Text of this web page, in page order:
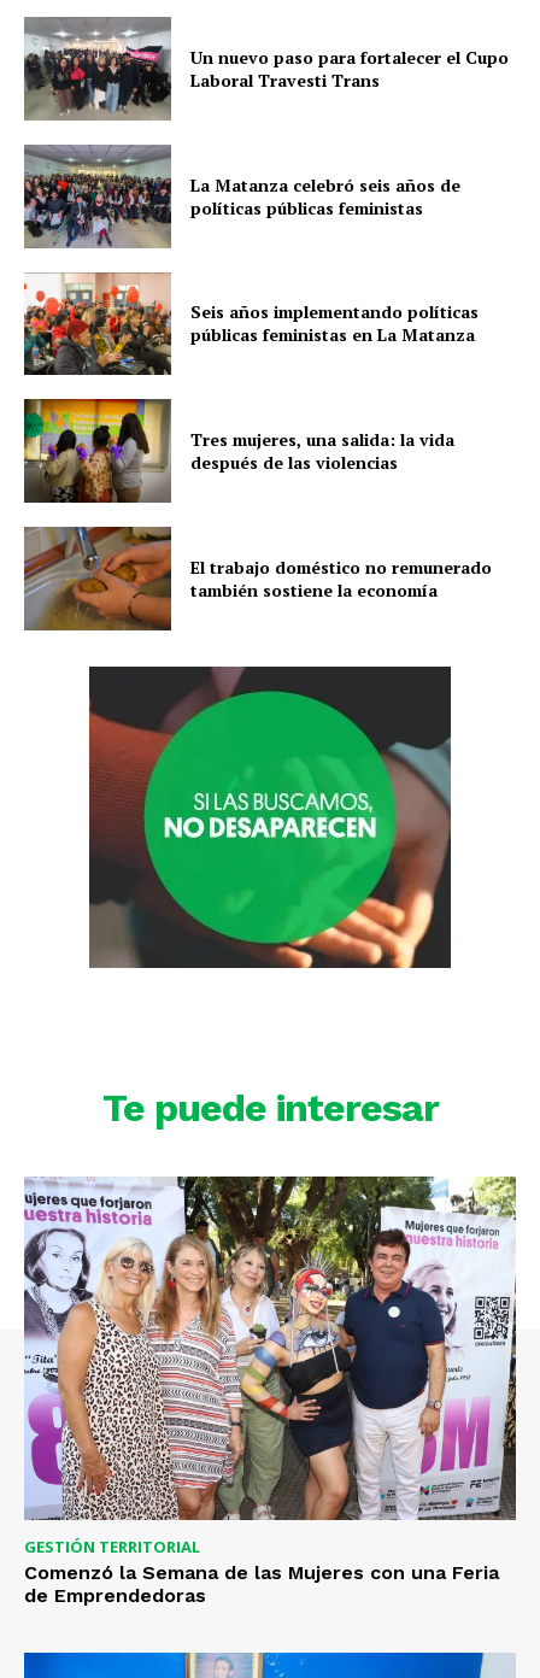
Un nuevo paso para fortalecer el Cupo
Laboral Travesti Trans
La Matanza celebró seis años de
políticas públicas feministas
Seis años implementando políticas
públicas feministas en La Matanza
Tres mujeres, una salida: la vida
después de las violencias
El trabajo doméstico no remunerado
también sostiene la economía
Te puede interesar
GESTIÓN TERRITORIAL
Comenzó la Semana de las Mujeres con una Feria
de Emprendedoras